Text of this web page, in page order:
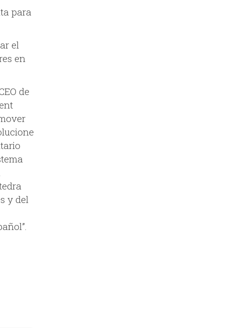
para
el
en
de
y del